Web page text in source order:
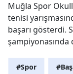
Muğla Spor
tenisi
başarı gösterdi.
şampiyonasında
#Spor